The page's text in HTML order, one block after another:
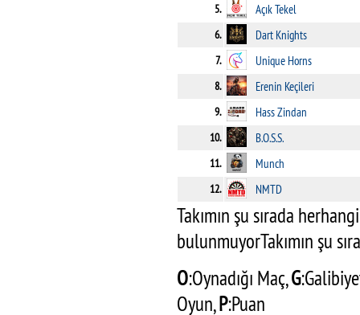
5. Açık Tekel
6. Dart Knights
7. Unique Horns
8. Erenin Keçileri
9. Hass Zindan
10. B.O.S.S.
11. Munch
12. NMTD
Takımın şu sırada
bulunmuyorTakımın şu
O:Oynadığı Maç,G
Oyun,P:Puan